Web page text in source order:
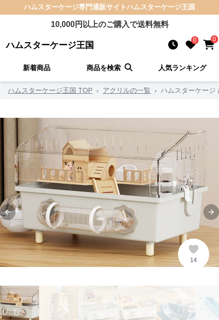
ハムスターケージ専門通販サイトハムスターケージ王国
10,000円以上のご購入で送料無料
ハムスターケージ王国 0 0
新着商品 商品を検索 人気ランキング
ハムスターケージ王国 TOP › アクリルの一覧 › ハムスターケージ
Previous slide
14